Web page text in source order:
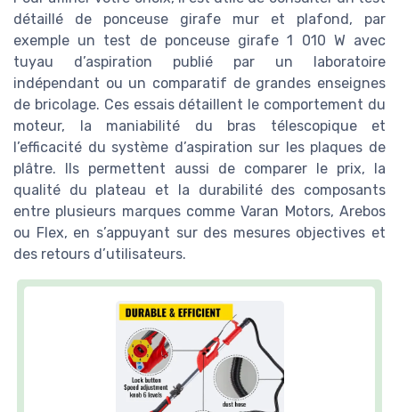
détaillé de ponceuse girafe mur et plafond, par
exemple un test de ponceuse girafe 1 010 W avec
tuyau d’aspiration publié par un laboratoire
indépendant ou un comparatif de grandes enseignes
de bricolage. Ces essais détaillent le comportement du
moteur, la maniabilité du bras télescopique et
l’efficacité du système d’aspiration sur les plaques de
plâtre. Ils permettent aussi de comparer le prix, la
qualité du plateau et la durabilité des composants
entre plusieurs marques comme Varan Motors, Arebos
ou Flex, en s’appuyant sur des mesures objectives et
des retours d’utilisateurs.